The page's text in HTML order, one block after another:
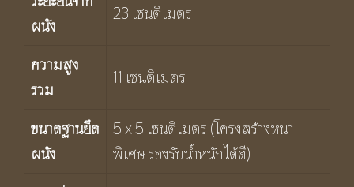
ผนัง
23 เซนติเมตร
ความสูง
รวม
11 เซนติเมตร
ขนาดฐานยึด
ผนัง
5 x 5 เซนติเมตร (โครงสร้างหนา
พิเศษ รองรับน้ำหนักได้ดี)